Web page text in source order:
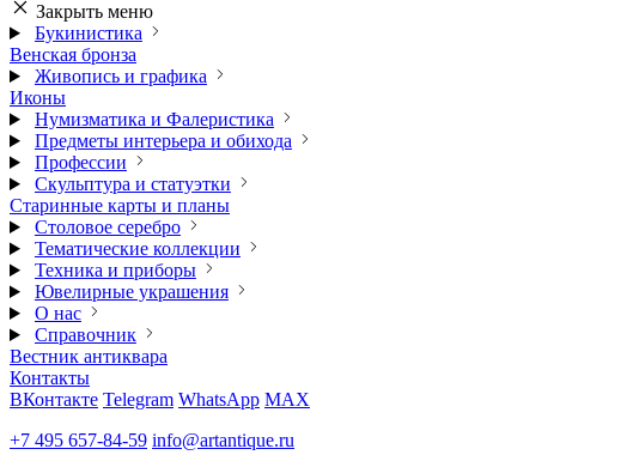
Закрыть меню
Букинистика
Венская бронза
Живопись и графика
Иконы
Нумизматика и Фалеристика
Предметы интерьера и обихода
Профессии
Скульптура и статуэтки
Старинные карты и планы
Столовое серебро
Тематические коллекции
Техника и приборы
Ювелирные украшения
О нас
Справочник
Вестник антиквара
Контакты
ВКонтакте Telegram WhatsApp MAX
+7 495 657-84-59 info@artantique.ru